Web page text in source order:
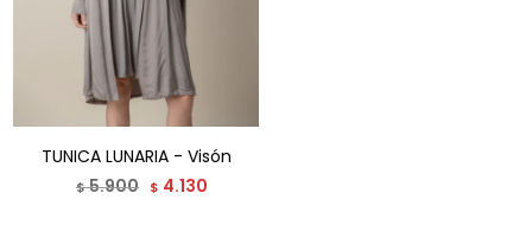
TUNICA LUNARIA - Visón
$5.900 $ 4.130